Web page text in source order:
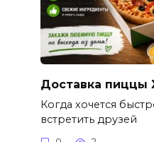
Доставка пиццы
Когда хочется
встретить друзей